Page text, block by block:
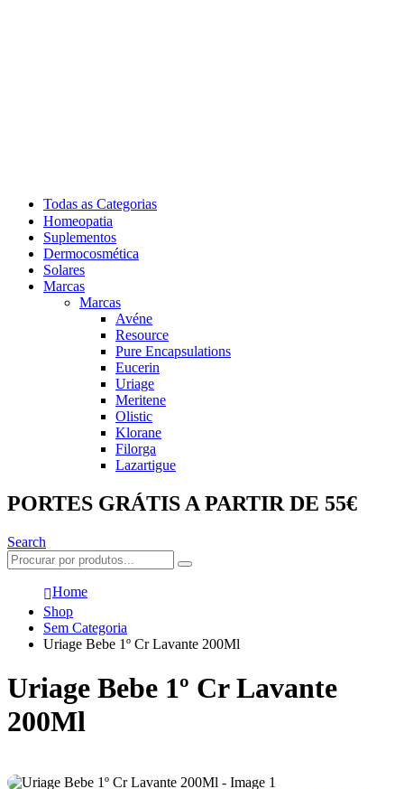
Todas as Categorias
Homeopatia
Suplementos
Dermocosmética
Solares
Marcas
Marcas
Avéne
Resource
Pure Encapsulations
Eucerin
Uriage
Meritene
Olistic
Klorane
Filorga
Lazartigue
PORTES GRÁTIS A PARTIR DE 55€
Search
Home
Shop
Sem Categoria
Uriage Bebe 1º Cr Lavante 200Ml
Uriage Bebe 1º Cr Lavante
200Ml